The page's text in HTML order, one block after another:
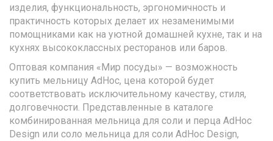
изделия, функциональность, эргономичность и
практичность которых делает их незаменимыми
помощниками как на уютной домашней кухне, так и на
кухнях высококлассных ресторанов или баров.
Оптовая компания «Мир посуды» — возможность
купить мельницу AdHoc, цена которой будет
соответствовать исключительному качеству, стиля,
долговечности. Представленные в каталоге
комбинированная мельница для соли и перца AdHoc
Design или соло мельница для соли AdHoc Design,